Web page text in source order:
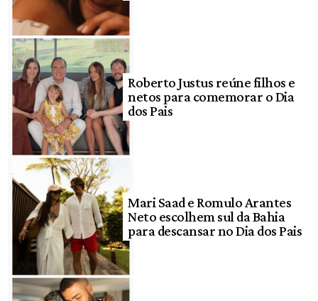
Roberto Justus reúne filhos e
netos para comemorar o Dia
dos Pais
Mari Saad e Romulo Arantes
Neto escolhem sul da Bahia
para descansar no Dia dos Pais